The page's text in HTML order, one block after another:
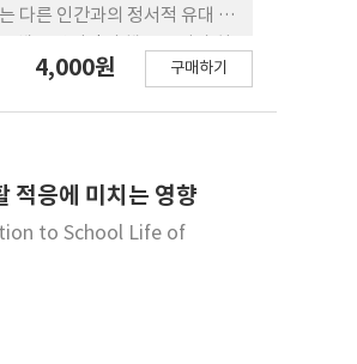
다른 인간과의 정서적 유대 형
과, 고양이는 유익한 치료 효과
4,000원 구매하기
적응에 미치는 영향
to School Life of